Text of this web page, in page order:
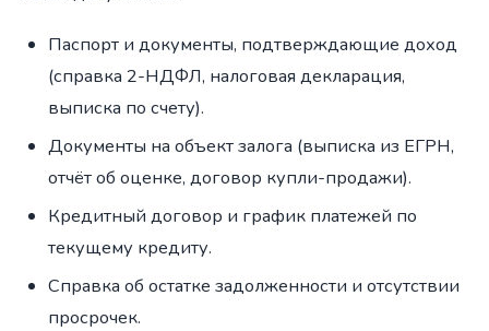
Паспорт и документы, подтверждающие доход
(справка 2-НДФЛ, налоговая декларация,
выписка по счету).
Документы на объект залога (выписка из ЕГРН,
отчёт об оценке, договор купли-продажи).
Кредитный договор и график платежей по
текущему кредиту.
Справка об остатке задолженности и отсутствии
просрочек.